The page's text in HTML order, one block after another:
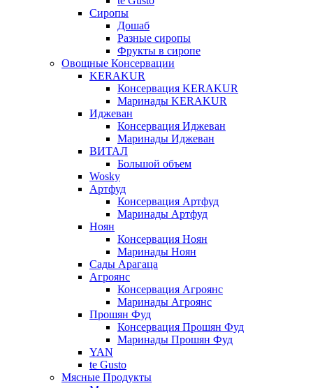
Сиропы
Дошаб
Разные сиропы
Фрукты в сиропе
Овощные Консервации
KERAKUR
Консервация KERAKUR
Маринады KERAKUR
Иджеван
Консервация Иджеван
Маринады Иджеван
ВИТАЛ
Большой объем
Wosky
Артфуд
Консервация Артфуд
Маринады Артфуд
Ноян
Консервация Ноян
Маринады Ноян
Сады Арагаца
Агроянс
Консервация Агроянс
Маринады Агроянс
Прошян Фуд
Консервация Прошян Фуд
Маринады Прошян Фуд
YAN
te Gusto
Мясные Продукты